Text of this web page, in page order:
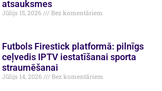
atsauksmes
Jūlijs 15, 2026 Bez komentāriem
Futbols Firestick platformā: pilnīgs
ceļvedis IPTV iestatīšanai sporta
straumēšanai
Jūlijs 14, 2026 Bez komentāriem